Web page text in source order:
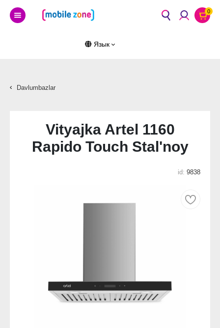
0
Язык
Davlumbazlar
Vityajka Artel 1160
Rapido Touch Stal'noy
id: 9838